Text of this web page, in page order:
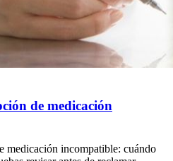
de medicación
medicación incompatible: cuándo